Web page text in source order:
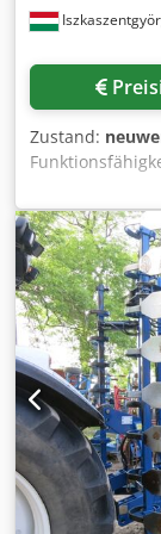
Zustand:
mm
465 mm
58 mm
Morse 6
x 1080 x 1370
Backen-Futter -
Stehende
Einsätzen